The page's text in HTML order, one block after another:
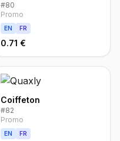
#80
Promo
EN FR
0.71 €
Coiffeton
#82
Promo
EN FR